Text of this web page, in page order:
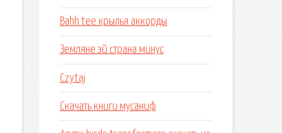
Bahh tee крылья аккорды
Земляне эй страна минус
Czytaj
Скачать книги мусаниф